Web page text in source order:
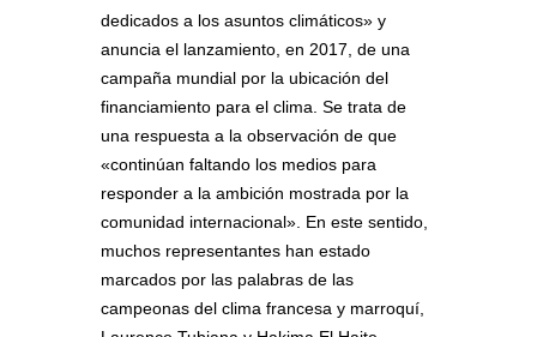
dedicados a los asuntos climáticos» y
anuncia el lanzamiento, en 2017, de una
campaña mundial por la ubicación del
financiamiento para el clima. Se trata de
una respuesta a la observación de que
«continúan faltando los medios para
responder a la ambición mostrada por la
comunidad internacional». En este sentido,
muchos representantes han estado
marcados por las palabras de las
campeonas del clima francesa y marroquí,